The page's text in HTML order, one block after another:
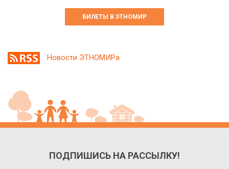
БИЛЕТЫ В ЭТНОМИР
Новости ЭТНОМИРа
ПОДПИШИСЬ НА РАССЫЛКУ!